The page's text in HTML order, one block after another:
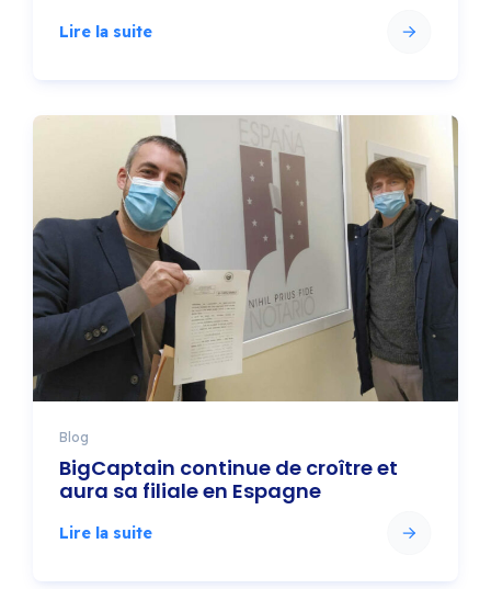
Lire la suite
Blog
BigCaptain continue de croître et
aura sa filiale en Espagne
Lire la suite